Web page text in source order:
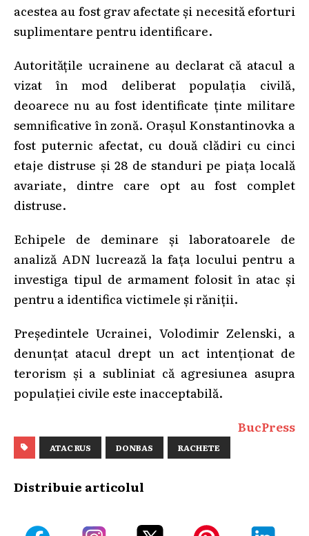
acestea au fost grav afectate și necesită eforturi
suplimentare pentru identificare.
Autoritățile ucrainene au declarat că atacul a
vizat în mod deliberat populația civilă,
deoarece nu au fost identificate ținte militare
semnificative în zonă. Orașul Konstantinovka a
fost puternic afectat, cu două clădiri cu cinci
etaje distruse și 28 de standuri pe piața locală
avariate, dintre care opt au fost complet
distruse.
Echipele de deminare și laboratoarele de
analiză ADN lucrează la fața locului pentru a
investiga tipul de armament folosit în atac și
pentru a identifica victimele și răniții.
Președintele Ucrainei, Volodimir Zelenski, a
denunțat atacul drept un act intenționat de
terorism și a subliniat că agresiunea asupra
populației civile este inacceptabilă.
BucPress
ATAC RUS DONBAS RACHETE
Distribuie articolul